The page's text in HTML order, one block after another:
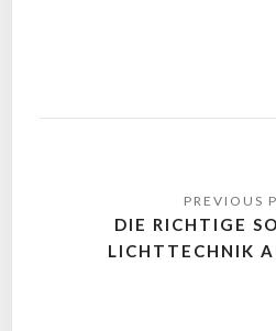
DIE RICHTIGE
LICHTTECHNIK